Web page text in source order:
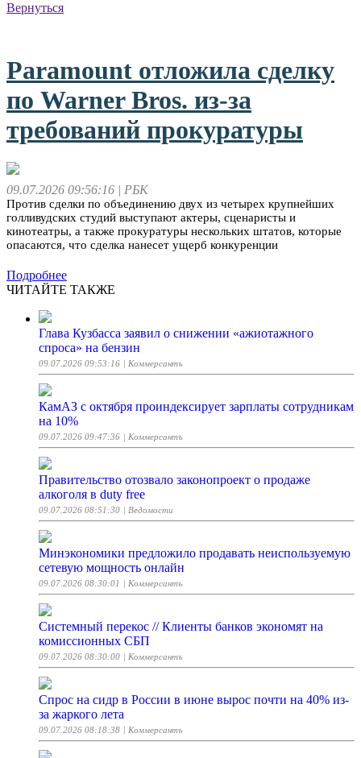
Вернуться
Paramount отложила сделку
по Warner Bros. из-за
требований прокуратуры
09.07.2026 09:56:16 | РБК
Против сделки по объединению двух из четырех крупнейших
голливудских студий выступают актеры, сценаристы и
кинотеатры, а также прокуратуры нескольких штатов, которые
опасаются, что сделка нанесет ущерб конкуренции
Подробнее
ЧИТАЙТЕ ТАКЖЕ
Глава Кузбасса заявил о снижении «ажиотажного
спроса» на бензин
09.07.2026 09:53:16 | Коммерсантъ
КамАЗ с октября проиндексирует зарплаты сотрудникам
на 10%
09.07.2026 09:47:36 | Коммерсантъ
Правительство отозвало законопроект о продаже
алкоголя в duty free
09.07.2026 08:51:30 | Ведомости
Минэкономики предложило продавать неиспользуемую
сетевую мощность онлайн
09.07.2026 08:30:01 | Коммерсантъ
Системный перекос // Клиенты банков экономят на
комиссионных СБП
09.07.2026 08:30:00 | Коммерсантъ
Спрос на сидр в России в июне вырос почти на 40% из-
за жаркого лета
09.07.2026 08:18:38 | Коммерсантъ